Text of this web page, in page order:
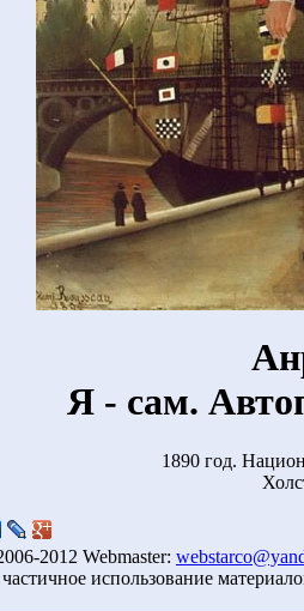
Я - сам.
1890 год.
2012 Webmaster:
использование